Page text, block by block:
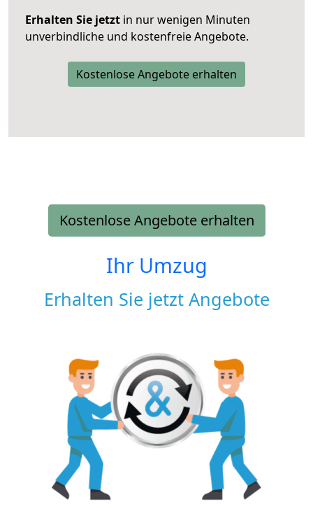
Erhalten Sie jetzt in nur wenigen Minuten
unverbindliche und kostenfreie Angebote.
Kostenlose Angebote erhalten
Kostenlose Angebote erhalten
Ihr Umzug
Erhalten Sie jetzt Angebote